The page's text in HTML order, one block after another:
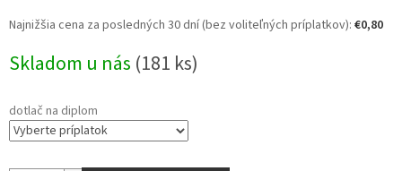
Jednotková
cena:
Najnižšia cena za posledných 30 dní (bez voliteľných príplatkov): €0,80
Skladom u nás (181 ks)
dotlač na diplom